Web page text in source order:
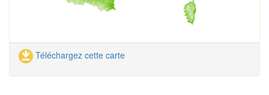
Téléchargez cette carte